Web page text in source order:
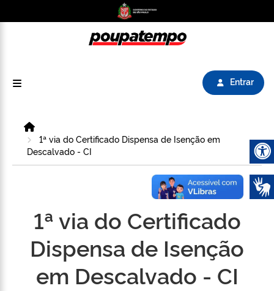
Entrar
1ª via do Certificado Dispensa de Isenção em
Descalvado - CI
1ª via do Certificado
Dispensa de Isenção
em Descalvado - CI